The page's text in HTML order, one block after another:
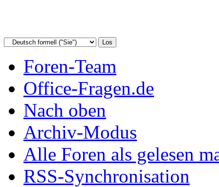
Foren-Team
Office-Fragen.de
Nach oben
Archiv-Modus
Alle Foren als gelesen
RSS-Synchronisation